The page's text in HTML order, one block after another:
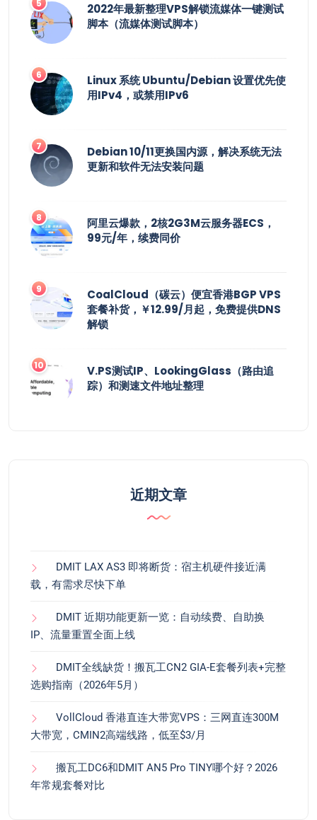
2022年最新整理VPS解锁流媒体一键测试
脚本（流媒体测试脚本）
Linux 系统 Ubuntu/Debian 设置优先使
用IPv4，或禁用IPv6
Debian 10/11更换国内源，解决系统无法
更新和软件无法安装问题
阿里云爆款，2核2G3M云服务器ECS，
99元/年，续费同价
CoalCloud（碳云）便宜香港BGP VPS
套餐补货，￥12.99/月起，免费提供DNS
解锁
V.PS测试IP、LookingGlass（路由追
踪）和测速文件地址整理
近期文章
DMIT LAX AS3 即将断货：宿主机硬件接近满
载，有需求尽快下单
DMIT 近期功能更新一览：自动续费、自助换
IP、流量重置全面上线
DMIT全线缺货！搬瓦工CN2 GIA-E套餐列表+完整
选购指南（2026年5月）
VollCloud 香港直连大带宽VPS：三网直连300M
大带宽，CMIN2高端线路，低至$3/月
搬瓦工DC6和DMIT AN5 Pro TINY哪个好？2026
年常规套餐对比